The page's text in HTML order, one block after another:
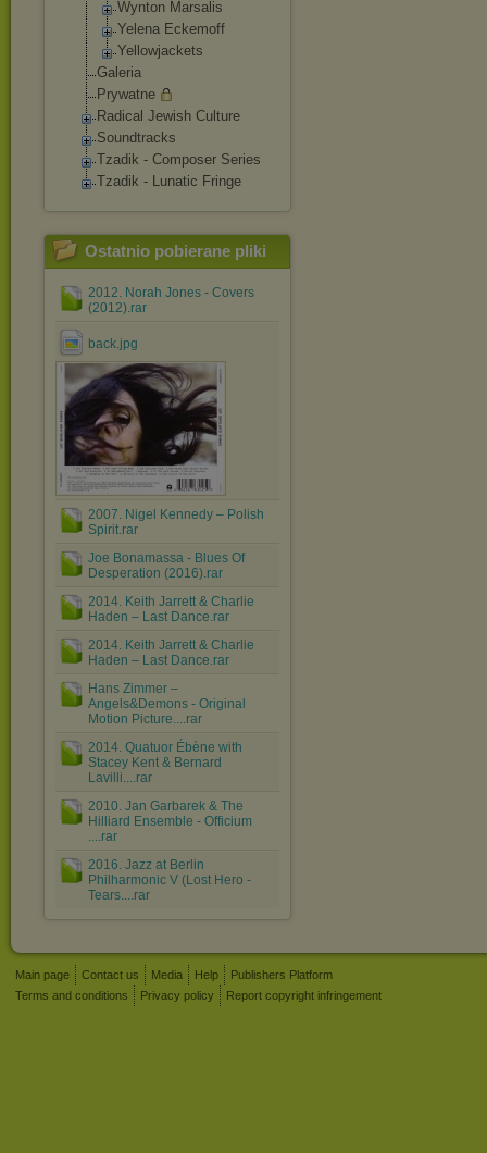
Wynton Marsalis
Yelena Eckemoff
Yellowjackets
Galeria
Prywatne
Radical Jewish Culture
Soundtracks
Tzadik - Composer Series
Tzadik - Lunatic Fringe
Ostatnio pobierane pliki
2012. Norah Jones - Covers
(2012).rar
back.jpg
2007. Nigel Kennedy ‎– Polish
Spirit.rar
Joe Bonamassa - Blues Of
Desperation (2016).rar
2014. Keith Jarrett & Charlie
Haden – Last Dance.rar
2014. Keith Jarrett & Charlie
Haden – Last Dance.rar
Hans Zimmer ‎–
Angels&Demons - Original
Motion Picture....rar
2014. Quatuor Ébène with
Stacey Kent & Bernard
Lavilli....rar
2010. Jan Garbarek & The
Hilliard Ensemble - Officium
....rar
2016. Jazz at Berlin
Philharmonic V (Lost Hero -
Tears....rar
Main page Contact us Media Help
Publishers Platform
Terms and conditions
Privacy policy Report copyright infringement